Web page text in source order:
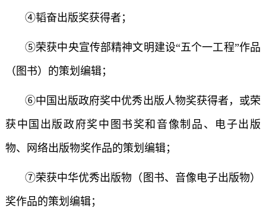
④韬奋出版奖获得者；
⑤荣获中央宣传部精神文明建设“五个一工程”作品
（图书）的策划编辑；
⑥中国出版政府奖中优秀出版人物奖获得者，或荣
获中国出版政府奖中图书奖和音像制品、电子出版
物、网络出版物奖作品的策划编辑；
⑦荣获中华优秀出版物（图书、音像电子出版物）
奖作品的策划编辑；